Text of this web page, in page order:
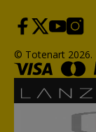
© Totenart 2026.